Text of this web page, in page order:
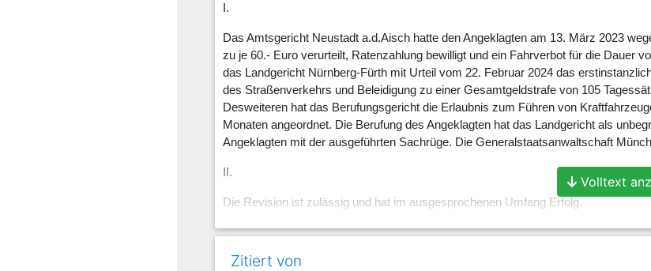
I.
Das Amtsgericht Neustadt a.d.Aisch hatte den Angeklagten am 13. März 2023
zu je 60.- Euro verurteilt, Ratenzahlung bewilligt und ein Fahrverbot für die Dauer
das Landgericht Nürnberg-Fürth mit Urteil vom 22. Februar 2024 das
des Straßenverkehrs und Beleidigung zu einer Gesamtgeldstrafe von 105
Desweiteren hat das Berufungsgericht die Erlaubnis zum Führen von
Monaten angeordnet. Die Berufung des Angeklagten hat das Landgericht als
Angeklagten mit der ausgeführten Sachrüge. Die Generalstaatsanwaltschaft
II.
Die Revision ist zulässig und hat im ausgesprochenen Umfang Erfolg.
1. Die Berufungskammer hat im Wesentlichen folgende Feststellungen getroffen:
Am 16. Dezember 2021 gegen 15.00 Uhr fuhr der Angeklagte, ein mittlerweile
Volltext
Zitiert von